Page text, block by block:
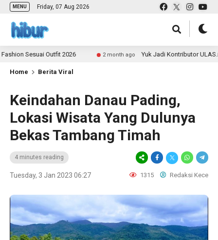
MENU Friday, 07 Aug 2026
2026 2 month ago Yuk Jadi Kontributor ULAS.id dan Bagikan
Home Berita Viral
Keindahan Danau Pading,
Lokasi Wisata Yang Dulunya
Bekas Tambang Timah
4 minutes reading
Tuesday, 3 Jan 2023 06:27 1315 Redaksi Kece